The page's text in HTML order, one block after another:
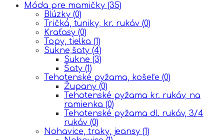
Móda pre mamičky (35)
Blúzky (0)
Tričká, tuniky, kr. rukáv (0)
Kraťasy (0)
Topy, tielka (1)
Sukne,šaty (4)
Sukne (3)
Šaty (1)
Tehotenské pyžama, košeľe (0)
Župany (0)
Tehotenské pyžama kr. rukáv, na
ramienka (0)
Tehotenské pyžama dl. rukáv, 3/4
rukáv (0)
Nohavice, traky, jeansy (1)